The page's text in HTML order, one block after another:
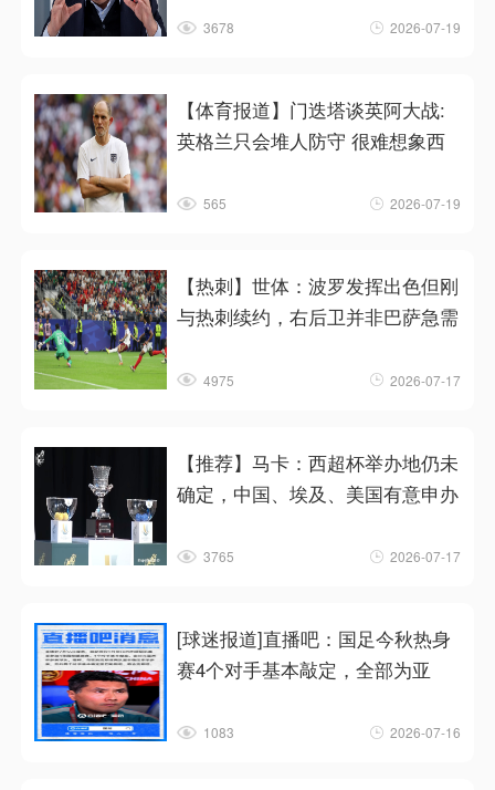
3678 2026-07-19
【体育报道】门迭塔谈英阿大战:
英格兰只会堆人防守 很难想象西
565 2026-07-19
【热刺】世体：波罗发挥出色但刚
与热刺续约，右后卫并非巴萨急需
4975 2026-07-17
【推荐】马卡：西超杯举办地仍未
确定，中国、埃及、美国有意申办
3765 2026-07-17
[球迷报道]直播吧：国足今秋热身
赛4个对手基本敲定，全部为亚
1083 2026-07-16